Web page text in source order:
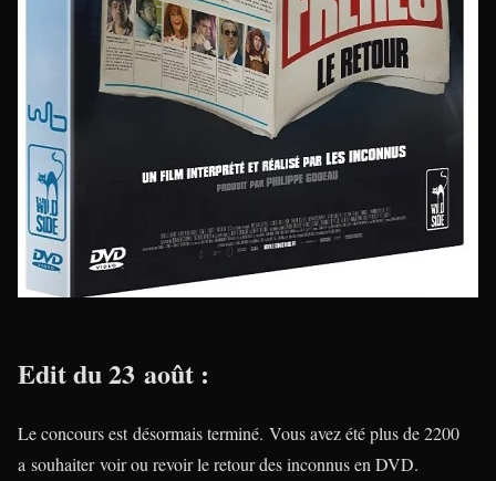
Edit du 23 août :
Le concours est désormais terminé. Vous avez été plus de 2200
a souhaiter voir ou revoir le retour des inconnus en DVD.